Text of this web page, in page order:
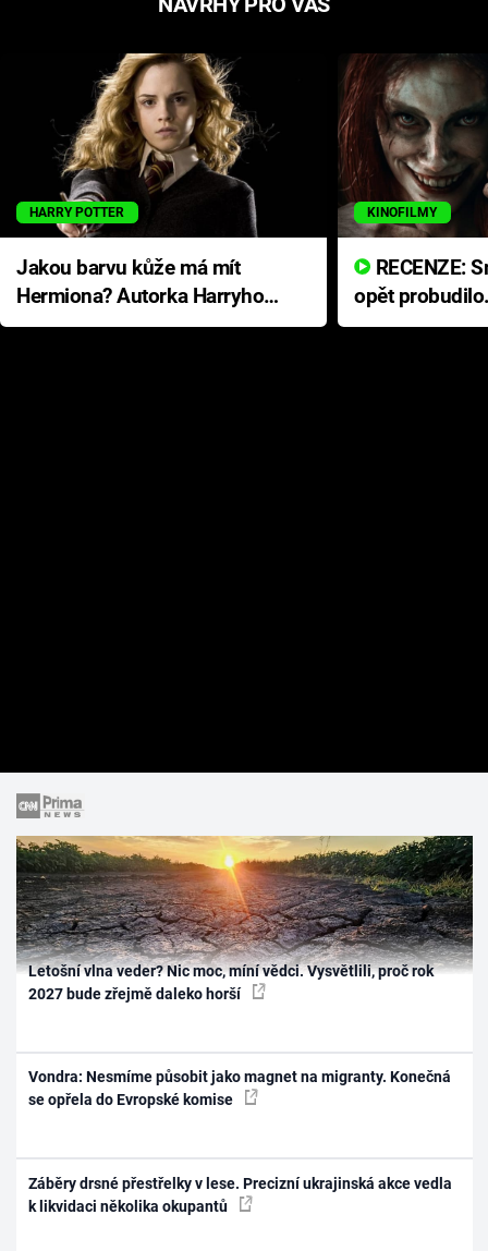
HARRY POTTER
Jakou barvu kůže má mít
Hermiona? Autorka Harryho
Pottera přišla s ráznou
KINOFILMY
opět
přichází s
Letošní vlna veder? Nic moc, míní vědci. Vysvětlili, proč rok
2027 bude zřejmě daleko horší
Vondra: Nesmíme působit jako magnet na migranty. Konečná
se opřela do Evropské komise
Záběry drsné přestřelky v lese. Precizní ukrajinská akce vedla
k likvidaci několika okupantů